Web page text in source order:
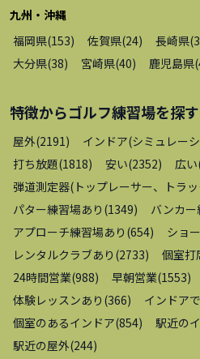
九州・沖縄
福岡県(153) 佐賀県(24) 長崎県(
大分県(38) 宮崎県(40) 鹿児島県(
特徴からゴルフ練習場を探す
屋外(2191 ) インドア(シミュレー
打ち放題(1818) 安い(2352) 広
弾道測定器(トップレーサー、トラ
パター練習場あり (1349) バンカー
アプローチ練習場あり (654) ショ
レンタルクラブあり (2733) 個室打
24時間営業(988) 早朝営業(1553)
体験レッスンあり (366) インドア
個室のあるインドア(854) 駅近の
駅近の屋外(244)